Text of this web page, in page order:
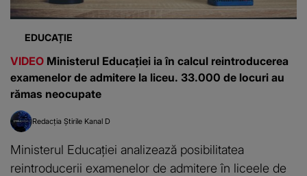
EDUCAȚIE
VIDEO Ministerul Educației ia în calcul reintroducerea
examenelor de admitere la liceu. 33.000 de locuri au
rămas neocupate
Redacția Știrile Kanal D
Ministerul Educației analizează posibilitatea
reintroducerii examenelor de admitere în liceele de